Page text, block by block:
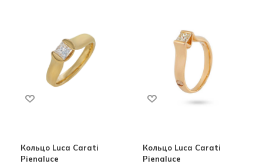
Кольцо Luca Carati
Pienaluce
Кольцо Luca Carati
Pienaluce